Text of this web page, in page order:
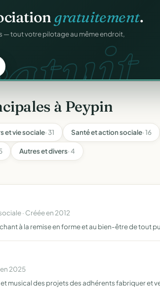
automatiques.
en un clic, conformes au modèle
à Peypin
et vie sociale· 31 Santé et action sociale· 16
Autres et divers· 4
· Créée en 2012
à la remise en forme et au bien-être de tout
en 2025
musical des projets des adhérents fabriquer et